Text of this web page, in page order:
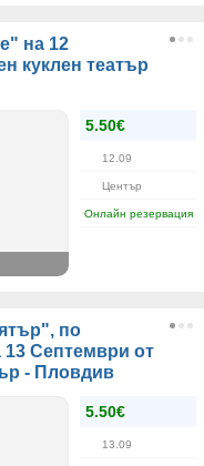
на 12
куклен театър
5.50€
12.09
Център
Онлайн резервация
по
13 Септември от
- Пловдив
5.50€
13.09